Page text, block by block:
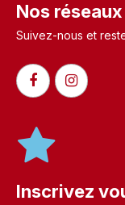
Nos
Suivez-nous et
Inscrivez